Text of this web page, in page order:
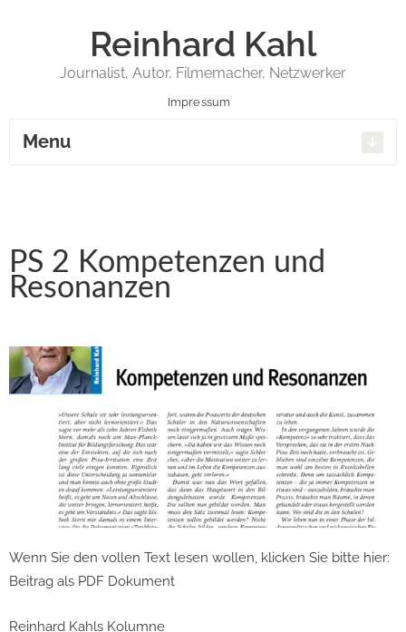
Reinhard Kahl
Journalist, Autor, Filmemacher, Netzwerker
Impressum
Menu
PS 2 Kompetenzen und
Resonanzen
Wenn Sie den vollen Text lesen wollen, klicken Sie bitte hier:
Beitrag als PDF Dokument
Reinhard Kahls Kolumne